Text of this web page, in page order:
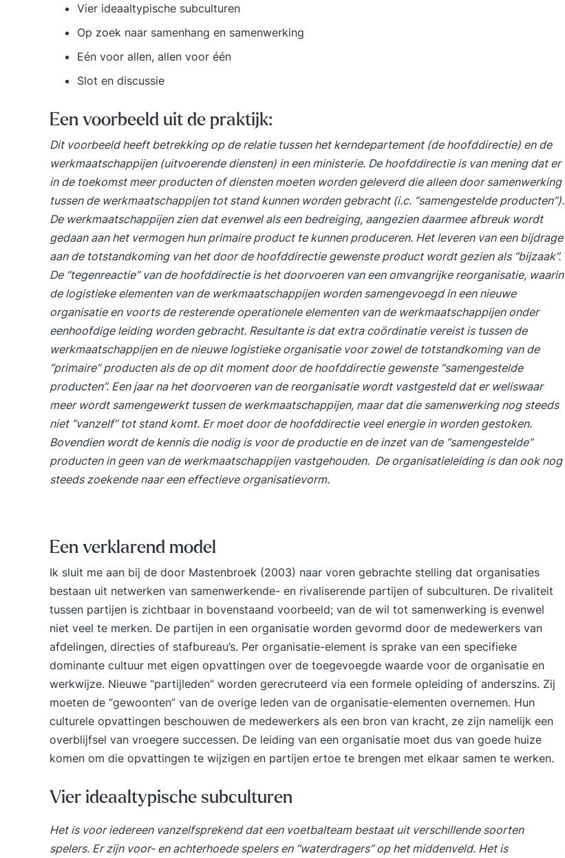
Vier ideaaltypische subculturen
Op zoek naar samenhang en samenwerking
Eén voor allen, allen voor één
Slot en discussie
Een voorbeeld uit de praktijk:
Dit voorbeeld heeft betrekking op de relatie tussen het kerndepartement (de hoofddirectie) en de
werkmaatschappijen (uitvoerende diensten) in een ministerie. De hoofddirectie is van mening dat er
in de toekomst meer producten of diensten moeten worden geleverd die alleen door samenwerking
tussen de werkmaatschappijen tot stand kunnen worden gebracht (i.c. “samengestelde producten”).
De werkmaatschappijen zien dat evenwel als een bedreiging, aangezien daarmee afbreuk wordt
gedaan aan het vermogen hun primaire product te kunnen produceren. Het leveren van een bijdrage
aan de totstandkoming van het door de hoofddirectie gewenste product wordt gezien als “bijzaak”.
De “tegenreactie” van de hoofddirectie is het doorvoeren van een omvangrijke reorganisatie, waarin
de logistieke elementen van de werkmaatschappijen worden samengevoegd in een nieuwe
organisatie en voorts de resterende operationele elementen van de werkmaatschappijen onder
eenhoofdige leiding worden gebracht. Resultante is dat extra coördinatie vereist is tussen de
werkmaatschappijen en de nieuwe logistieke organisatie voor zowel de totstandkoming van de
“primaire” producten als de op dit moment door de hoofddirectie gewenste “samengestelde
producten”. Een jaar na het doorvoeren van de reorganisatie wordt vastgesteld dat er weliswaar
meer wordt samengewerkt tussen de werkmaatschappijen, maar dat die samenwerking nog steeds
niet “vanzelf” tot stand komt. Er moet door de hoofddirectie veel energie in worden gestoken.
Bovendien wordt de kennis die nodig is voor de productie en de inzet van de “samengestelde”
producten in geen van de werkmaatschappijen vastgehouden. De organisatieleiding is dan ook nog
steeds zoekende naar een effectieve organisatievorm.
Een verklarend model
Ik sluit me aan bij de door Mastenbroek (2003) naar voren gebrachte stelling dat organisaties
bestaan uit netwerken van samenwerkende- en rivaliserende partijen of subculturen. De rivaliteit
tussen partijen is zichtbaar in bovenstaand voorbeeld; van de wil tot samenwerking is evenwel
niet veel te merken. De partijen in een organisatie worden gevormd door de medewerkers van
afdelingen, directies of stafbureau’s. Per organisatie-element is sprake van een specifieke
dominante cultuur met eigen opvattingen over de toegevoegde waarde voor de organisatie en
werkwijze. Nieuwe “partijleden” worden gerecruteerd via een formele opleiding of anderszins. Zij
moeten de “gewoonten” van de overige leden van de organisatie-elementen overnemen. Hun
culturele opvattingen beschouwen de medewerkers als een bron van kracht, ze zijn namelijk een
overblijfsel van vroegere successen. De leiding van een organisatie moet dus van goede huize
komen om die opvattingen te wijzigen en partijen ertoe te brengen met elkaar samen te werken.
Vier ideaaltypische subculturen
Het is voor iedereen vanzelfsprekend dat een voetbalteam bestaat uit verschillende soorten
spelers. Er zijn voor- en achterhoede spelers en “waterdragers” op het middenveld. Het is